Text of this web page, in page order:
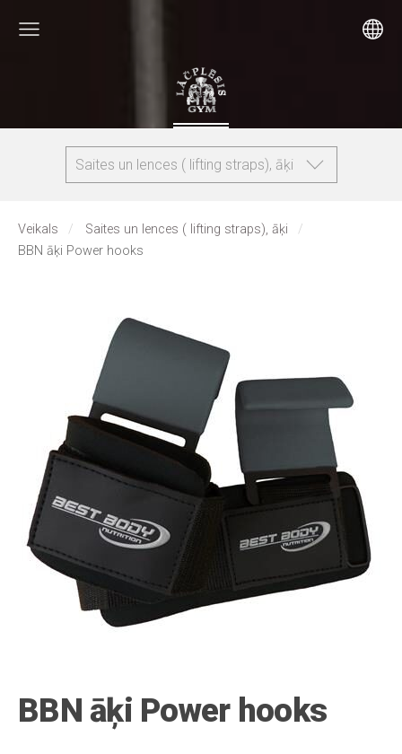
Saites un lences ( lifting straps), āķi
Veikals
Saites un lences ( lifting straps), āķi
BBN āķi Power hooks
BBN āķi Power hooks